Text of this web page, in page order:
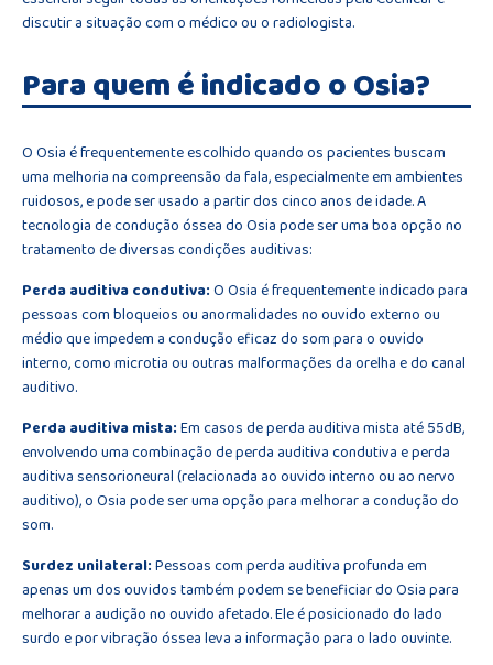
discutir a situação com o médico ou o radiologista.
Para quem é indicado o Osia?
O Osia é frequentemente escolhido quando os pacientes buscam
uma melhoria na compreensão da fala, especialmente em ambientes
ruidosos, e pode ser usado a partir dos cinco anos de idade. A
tecnologia de condução óssea do Osia pode ser uma boa opção no
tratamento de diversas condições auditivas:
Perda auditiva condutiva:O Osia é frequentemente indicado para
pessoas com bloqueios ou anormalidades no ouvido externo ou
médio que impedem a condução eficaz do som para o ouvido
interno, como microtia ou outras malformações da orelha e do canal
auditivo.
Perda auditiva mista:Em casos de perda auditiva mista até 55dB,
envolvendo uma combinação de perda auditiva condutiva e perda
auditiva sensorioneural (relacionada ao ouvido interno ou ao nervo
auditivo), o Osia pode ser uma opção para melhorar a condução do
som.
Surdez unilateral:Pessoas com perda auditiva profunda em
apenas um dos ouvidos também podem se beneficiar do Osia para
melhorar a audição no ouvido afetado. Ele é posicionado do lado
surdo e por vibração óssea leva a informação para o lado ouvinte.